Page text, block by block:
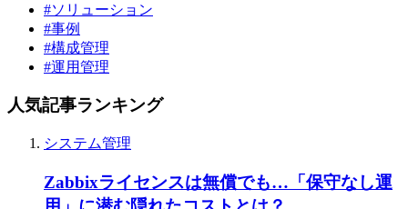
#ソリューション
#事例
#構成管理
#運用管理
人気記事ランキング
システム管理
Zabbixライセンスは無償でも…「保守なし運